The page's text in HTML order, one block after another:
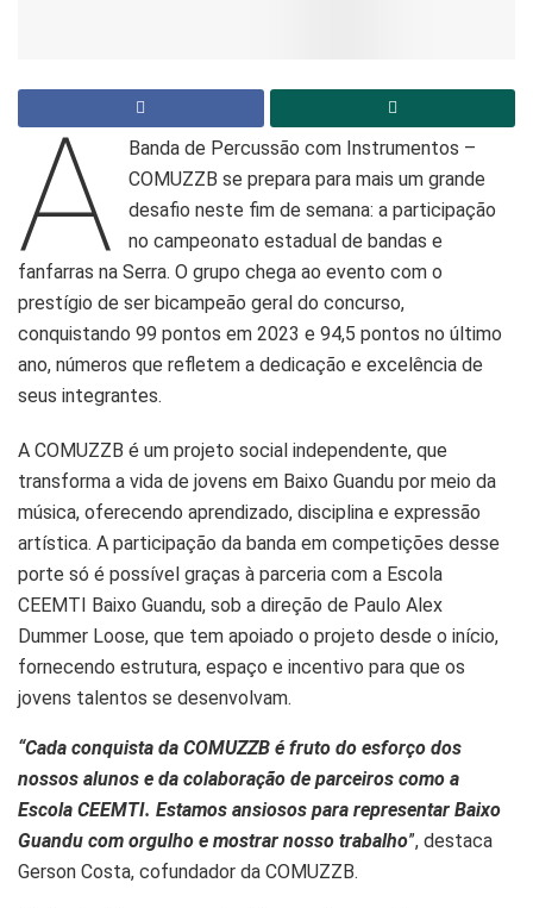
A
Banda de Percussão com Instrumentos –
COMUZZB se prepara para mais um grande
desafio neste fim de semana: a participação
no campeonato estadual de bandas e
fanfarras na Serra. O grupo chega ao evento com o
prestígio de ser bicampeão geral do concurso,
conquistando 99 pontos em 2023 e 94,5 pontos no último
ano, números que refletem a dedicação e excelência de
seus integrantes.
A COMUZZB é um projeto social independente, que
transforma a vida de jovens em Baixo Guandu por meio da
música, oferecendo aprendizado, disciplina e expressão
artística. A participação da banda em competições desse
porte só é possível graças à parceria com a Escola
CEEMTI Baixo Guandu, sob a direção de Paulo Alex
Dummer Loose, que tem apoiado o projeto desde o início,
fornecendo estrutura, espaço e incentivo para que os
jovens talentos se desenvolvam.
“Cada conquista da COMUZZB é fruto do esforço dos
nossos alunos e da colaboração de parceiros como a
Escola CEEMTI. Estamos ansiosos para representar Baixo
Guandu com orgulho e mostrar nosso trabalho”, destaca
Gerson Costa, cofundador da COMUZZB.